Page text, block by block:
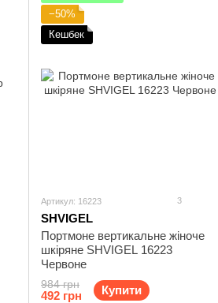
−50%
Кешбек
Артикул: 16223 3
SHVIGEL
Портмоне вертикальне жіноче
шкіряне SHVIGEL 16223
Червоне
984 грн
492 грн Купити